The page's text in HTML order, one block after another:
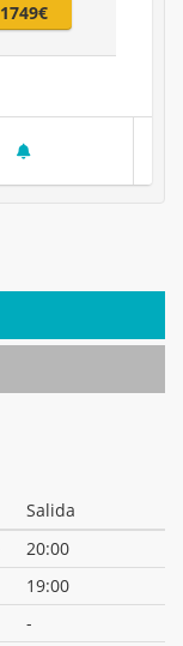
1749€
Salida
20:00
19:00
-